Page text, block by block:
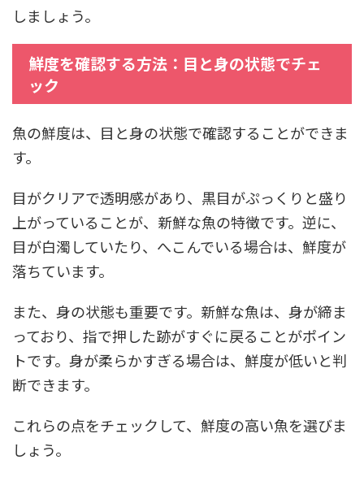
しましょう。
鮮度を確認する方法：目と身の状態でチェ
ック
魚の鮮度は、目と身の状態で確認することができま
す。
目がクリアで透明感があり、黒目がぷっくりと盛り
上がっていることが、新鮮な魚の特徴です。逆に、
目が白濁していたり、へこんでいる場合は、鮮度が
落ちています。
また、身の状態も重要です。新鮮な魚は、身が締ま
っており、指で押した跡がすぐに戻ることがポイン
トです。身が柔らかすぎる場合は、鮮度が低いと判
断できます。
これらの点をチェックして、鮮度の高い魚を選びま
しょう。